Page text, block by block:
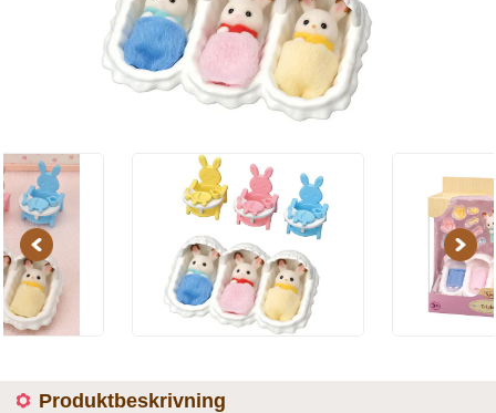
Previous Next
Produktbeskrivning